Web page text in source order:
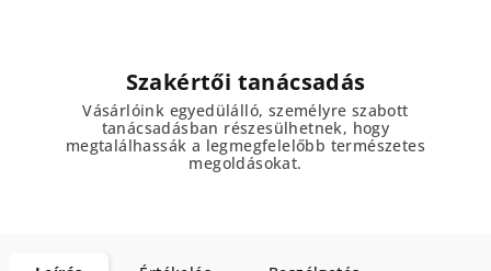
Szakértői tanácsadás
Vásárlóink egyedülálló, személyre szabott
tanácsadásban részesülhetnek, hogy
megtalálhassák a legmegfelelőbb természetes
megoldásokat.